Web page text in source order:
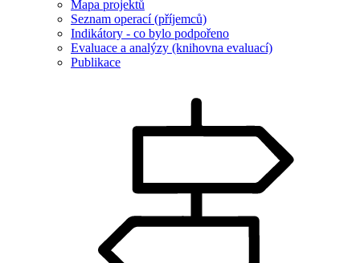
Mapa projektů
Seznam operací (příjemců)
Indikátory - co bylo podpořeno
Evaluace a analýzy (knihovna evaluací)
Publikace